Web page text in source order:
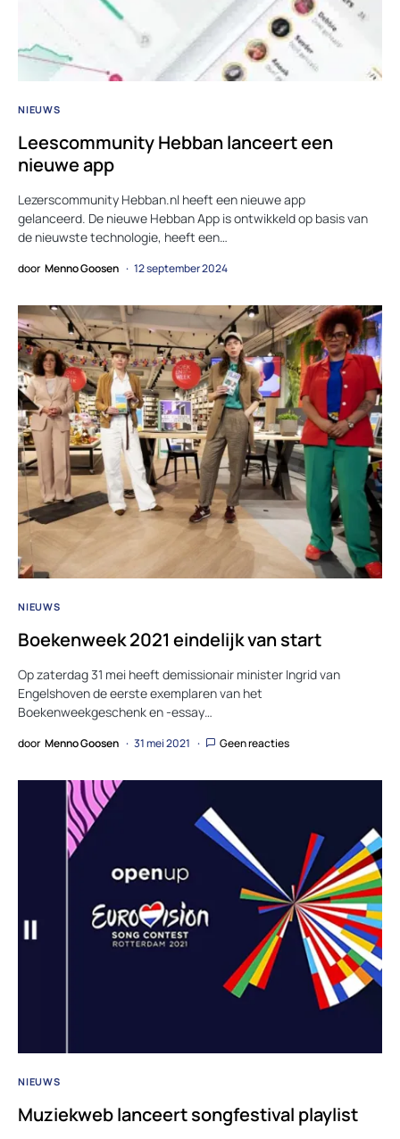
NIEUWS
Leescommunity Hebban lanceert een
nieuwe app
Lezerscommunity Hebban.nl heeft een nieuwe app
gelanceerd. De nieuwe Hebban App is ontwikkeld op basis van
de nieuwste technologie, heeft een…
door Menno Goosen 12 september 2024
NIEUWS
Boekenweek 2021 eindelijk van start
Op zaterdag 31 mei heeft demissionair minister Ingrid van
Engelshoven de eerste exemplaren van het
Boekenweekgeschenk en -essay…
door Menno Goosen 31 mei 2021 Geen reacties
NIEUWS
Muziekweb lanceert songfestival playlist